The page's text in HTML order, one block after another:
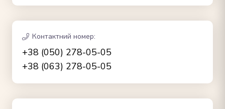
Контактний номер:
+38 (050) 278-05-05
+38 (063) 278-05-05